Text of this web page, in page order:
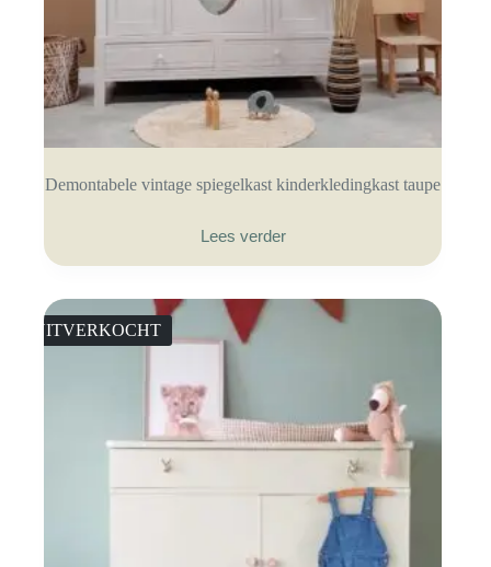
Demontabele vintage spiegelkast kinderkledingkast taupe
Lees verder
UITVERKOCHT